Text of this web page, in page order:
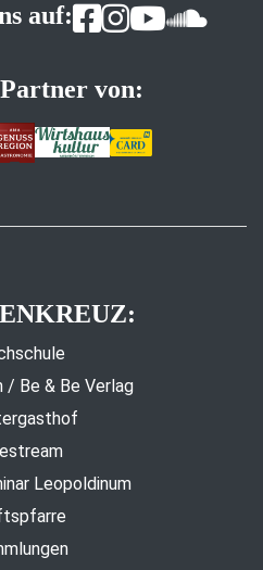
auf:
von:
/ Be & Be Verlag
Leopoldinum